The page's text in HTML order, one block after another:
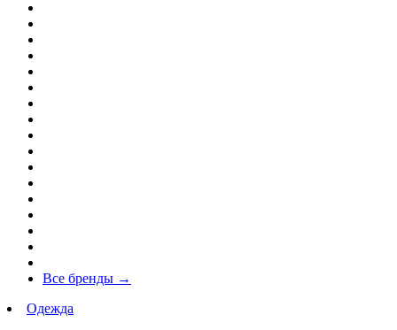
Все бренды →
Одежда